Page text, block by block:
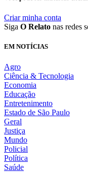
Criar minha conta
Siga O Relato nas redes
EM NOTÍCIAS
Agro
Ciência & Tecnologia
Economia
Educação
Entretenimento
Estado de São Paulo
Geral
Justiça
Mundo
Policial
Política
Saúde